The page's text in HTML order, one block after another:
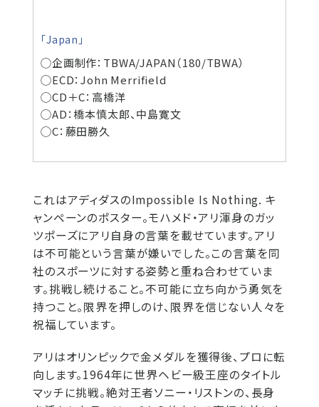
「Japan」
◯企画制作：TBWA/JAPAN（180/TBWA）
◯ECD：John Merrifield
◯CD＋C：高橋洋
◯AD：橋本慎太郎、中島寛文
◯C：藤田勝久
これはアディダスのImpossible Is Nothing. キ
ャンペーンのポスター。モハメド・アリ渾身のガッ
ツポーズにアリ自身の言葉を載せています。アリ
は不可能という言葉が嫌いでした。この言葉を同
社のスポーツに対する姿勢と重ね合わせていま
す。挑戦し続けること。不可能に立ち向かう勇気を
持つこと。限界を押しのけ、限界を信じない人々を
祝福しています。
アリはオリンピックで金メダルを獲得後、プロに転
向します。1964年に世界ヘビー級王座のタイトル
マッチに挑戦。絶対王者ソニー・リストンの、長身